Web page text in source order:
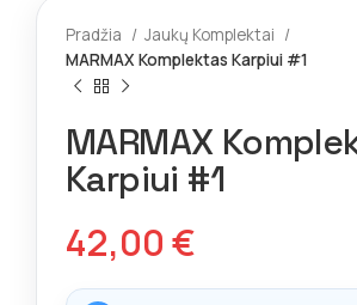
Pradžia
Jaukų Komplektai
MARMAX Komplektas Karpiui #1
MARMAX
Karpiui #1
42,00€